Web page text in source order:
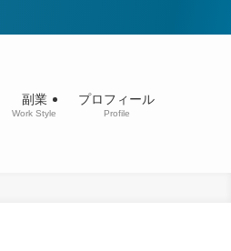
副業
Work Style
プロフィール
Profile